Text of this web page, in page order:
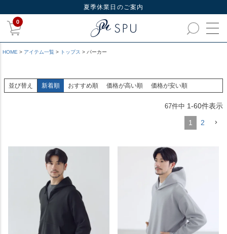
夏季休業日のご案内
0
HOME アイテム一覧 トップス パーカー
並び替え 新着順 おすすめ順 価格が高い順 価格が安い順
67件中 1-60件表示
1 2